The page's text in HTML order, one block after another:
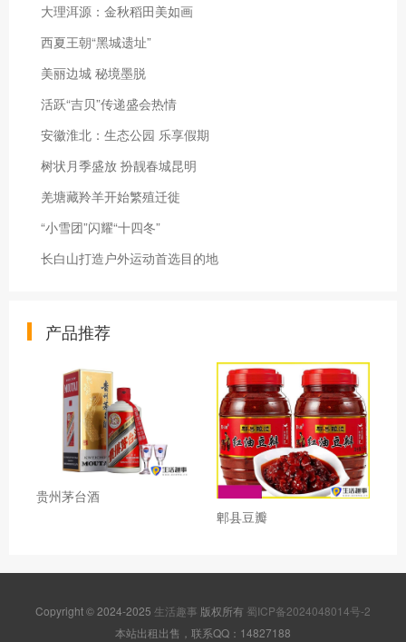
大理洱源：金秋稻田美如画
西夏王朝“黑城遗址”
美丽边城 秘境墨脱
活跃“吉贝”传递盛会热情
安徽淮北：生态公园 乐享假期
树状月季盛放 扮靓春城昆明
羌塘藏羚羊开始繁殖迁徙
“小雪团”闪耀“十四冬”
长白山打造户外运动首选目的地
产品推荐
贵州茅台酒
郫县豆瓣
Copyright © 2024-2025 生活趣事 版权所有 蜀ICP备2024048014号-2
本站出租出售，联系QQ：14827188